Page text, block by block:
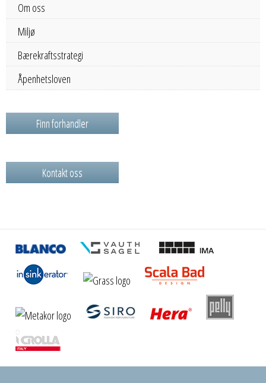
Om oss
Miljø
Bærekraftsstrategi
Åpenhetsloven
Finn forhandler
Kontakt oss